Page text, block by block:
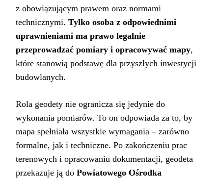
z obowiązującym prawem oraz normami
technicznymi. Tylko osoba z odpowiednimi
uprawnieniami ma prawo legalnie
przeprowadzać pomiary i opracowywać mapy,
które stanowią podstawę dla przyszłych inwestycji
budowlanych.
Rola geodety nie ogranicza się jedynie do
wykonania pomiarów. To on odpowiada za to, by
mapa spełniała wszystkie wymagania – zarówno
formalne, jak i techniczne. Po zakończeniu prac
terenowych i opracowaniu dokumentacji, geodeta
przekazuje ją do Powiatowego Ośrodka